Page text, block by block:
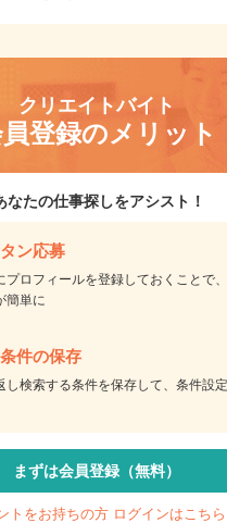
クリエイトバイト
登録のメリット
なたの仕事探しをアシスト！
ン応募
プロフィールを登録しておくことで
簡単に
件の保存
し検索する条件を保存して、条件設
まずは会員登録（無料）
トをお持ちの方 ログインはこちら